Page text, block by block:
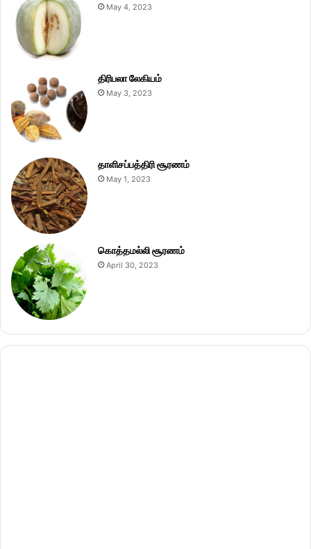
May 4, 2023
திரிபலா லேகியம்
May 3, 2023
தாளிசப்பத்திரி சூரணம்
May 1, 2023
கொத்தமல்லி சூரணம்
April 30, 2023